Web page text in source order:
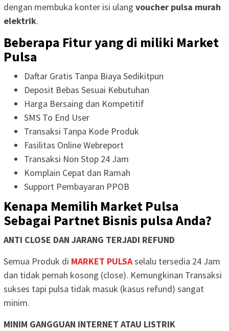
dengan membuka konter isi ulang voucher pulsa murah
elektrik.
Beberapa Fitur yang di miliki Market
Pulsa
Daftar Gratis Tanpa Biaya Sedikitpun
Deposit Bebas Sesuai Kebutuhan
Harga Bersaing dan Kompetitif
SMS To End User
Transaksi Tanpa Kode Produk
Fasilitas Online Webreport
Transaksi Non Stop 24 Jam
Komplain Cepat dan Ramah
Support Pembayaran PPOB
Kenapa Memilih Market Pulsa
Sebagai Partnet Bisnis pulsa Anda?
ANTI CLOSE DAN JARANG TERJADI REFUND
Semua Produk di MARKET PULSAselalu tersedia 24 Jam
dan tidak pernah kosong (close). Kemungkinan Transaksi
sukses tapi pulsa tidak masuk (kasus refund) sangat
minim.
MINIM GANGGUAN INTERNET ATAU LISTRIK